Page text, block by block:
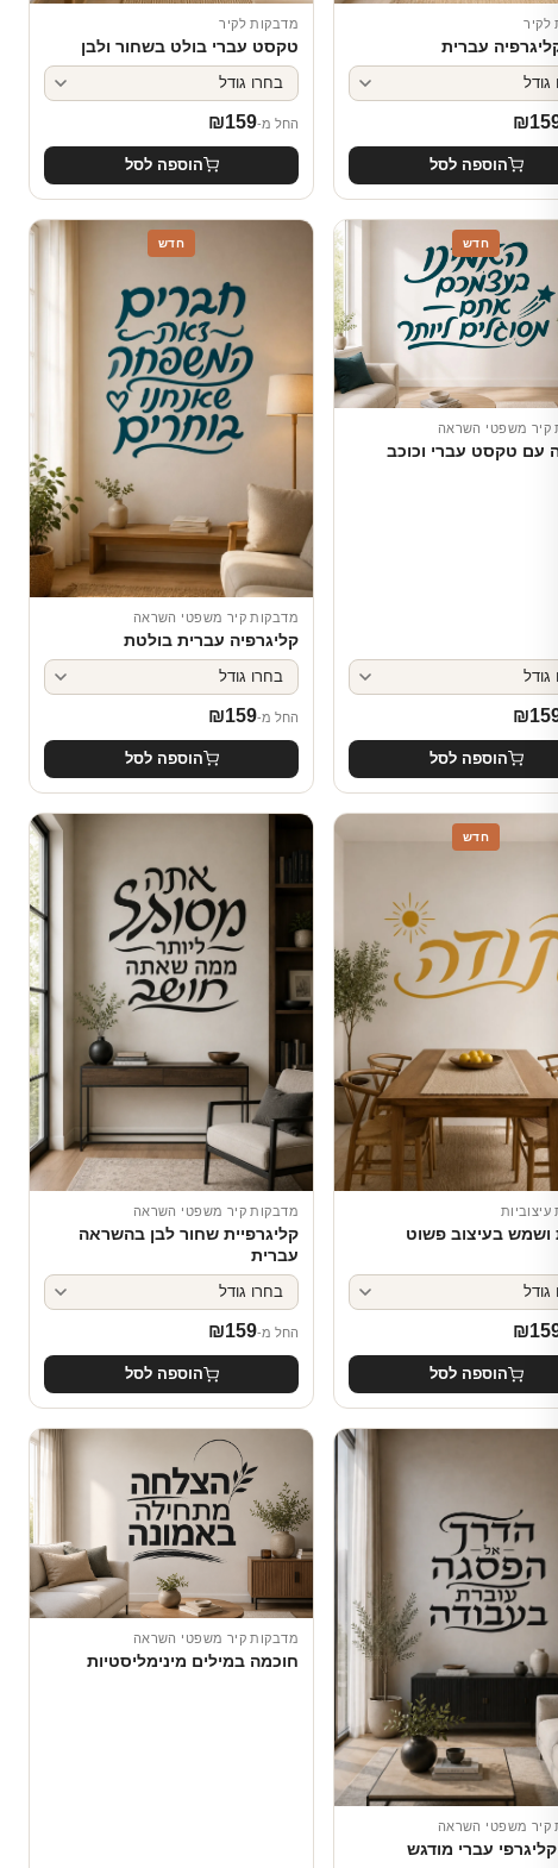
לקיר
עברית
₪
הוספה לסל
מדבקות לקיר
טקסט עברי בולט בשחור ולבן
החל מ- ₪159
הוספה לסל
חדש
קיר משפטי השראה
עם טקסט עברי וכוכב
₪
הוספה לסל
חדש
מדבקות קיר משפטי השראה
קליגרפיה עברית בולטת
החל מ- ₪159
הוספה לסל
חדש
עיצוביות
ושמש בעיצוב פשוט
₪
הוספה לסל
מדבקות קיר משפטי השראה
קליגרפיית שחור לבן בהשראה
עברית
החל מ- ₪159
הוספה לסל
קיר משפטי השראה
קליגרפי עברי מודגש
מדבקות קיר משפטי השראה
חוכמה במילים מינימליסטיות